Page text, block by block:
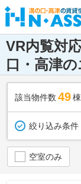
VR内覧対
口・高津
該当物件数 49棟
絞り込み条件
空室のみ